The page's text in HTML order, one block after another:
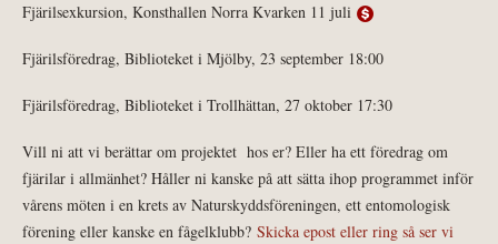
Fjärilsexkursion, Konsthallen Norra Kvarken 11 juli
Fjärilsföredrag, Biblioteket i Mjölby, 23 september 18:00
Fjärilsföredrag, Biblioteket i Trollhättan, 27 oktober 17:30
Vill ni att vi berättar om projektet hos er? Eller ha ett föredrag om
fjärilar i allmänhet? Håller ni kanske på att sätta ihop programmet inför
vårens möten i en krets av Naturskyddsföreningen, ett entomologisk
förening eller kanske en fågelklubb? Skicka epost eller ring så ser vi